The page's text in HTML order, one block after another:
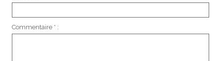
Commentaire * :